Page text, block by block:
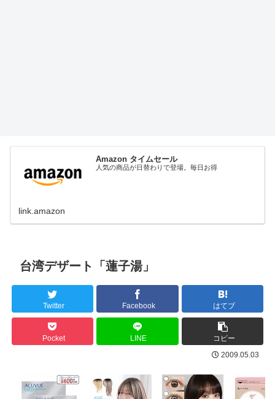
Amazon タイムセール
人気の商品が日替わりで登場。毎日お得
link.amazon
台湾デザート「蓮子湯」
Twitter Facebook はてブ
Pocket LINE
コピー
2009.05.03